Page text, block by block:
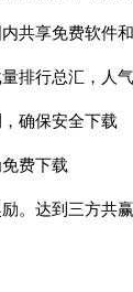
共享免费软件
排行总汇，人气
确保安全下载
费下载
。达到三方共赢